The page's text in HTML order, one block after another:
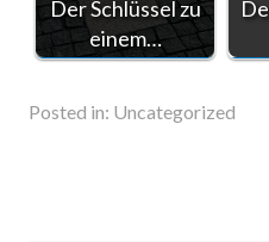
Der Schlüssel zu
einem…
Posted in: Uncategorized